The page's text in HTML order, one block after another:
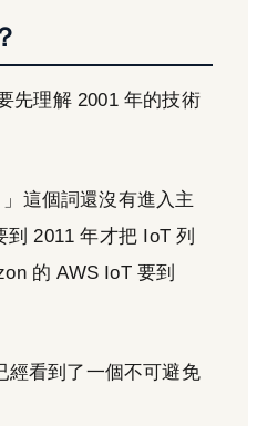
先理解 2001 年的技術
這個詞還沒有進入主
2011 年才把 IoT 列
的 AWS IoT 要到
經看到了一個不可避免